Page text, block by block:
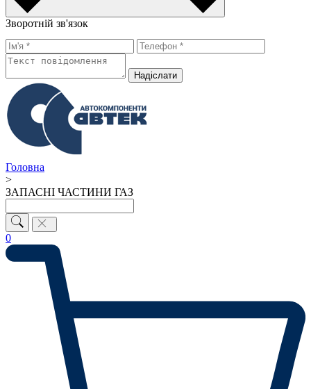
Зворотній зв'язок
Надiслати
Головна
>
ЗАПАСНІ ЧАСТИНИ ГАЗ
0